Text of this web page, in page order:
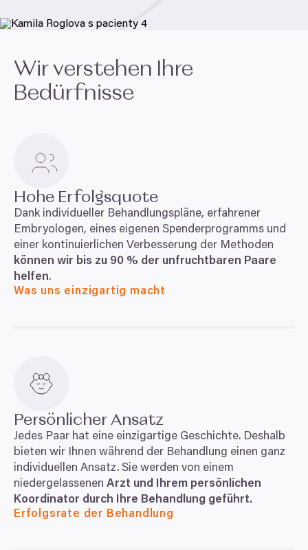
Wir verstehen Ihre
Bedürfnisse
Hohe Erfolgsquote
Dank individueller Behandlungspläne, erfahrener
Embryologen, eines eigenen Spenderprogramms und
einer kontinuierlichen Verbesserung der Methoden
können wir bis zu 90 % der unfruchtbaren Paare
helfen.
Was uns einzigartig macht
Persönlicher Ansatz
Jedes Paar hat eine einzigartige Geschichte. Deshalb
bieten wir Ihnen während der Behandlung einen ganz
individuellen Ansatz. Sie werden von einem
niedergelassenen Arzt und Ihrem persönlichen
Koordinator durch Ihre Behandlung geführt.
Erfolgsrate der Behandlung